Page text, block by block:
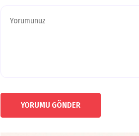
YORUMU GÖNDER